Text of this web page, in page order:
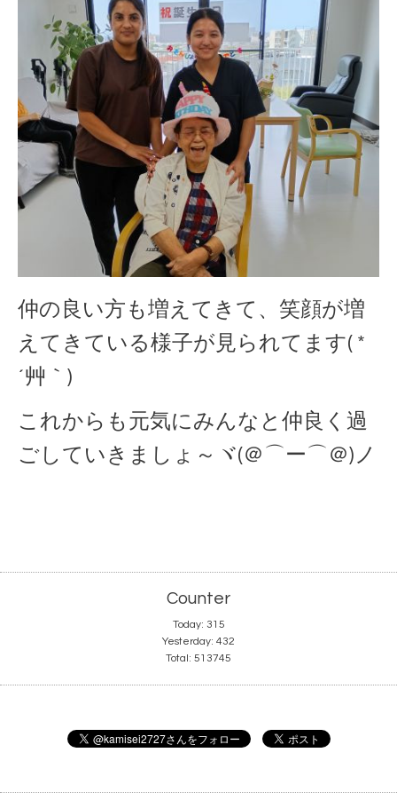
仲の良い方も増えてきて、笑顔が増
えてきている様子が見られてます( *
´艸｀)
これからも元気にみんなと仲良く過
ごしていきましょ～ヾ(＠⌒ー⌒＠)ノ
Counter
Today: 315
Yesterday: 432
Total: 513745